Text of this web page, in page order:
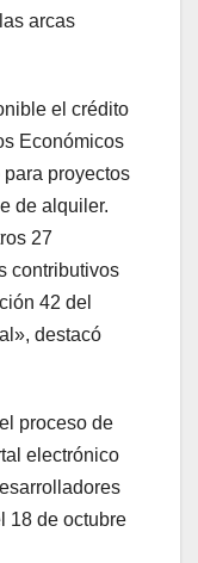
arcas
el crédito
Económicos
proyectos
de alquiler.
27
contributivos
42 del
destacó
proceso de
electrónico
18 de octubre